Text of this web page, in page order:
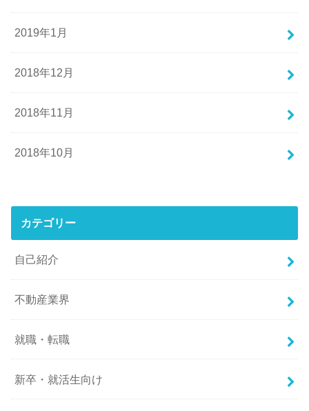
2019年1月
2018年12月
2018年11月
2018年10月
カテゴリー
自己紹介
不動産業界
就職・転職
新卒・就活生向け